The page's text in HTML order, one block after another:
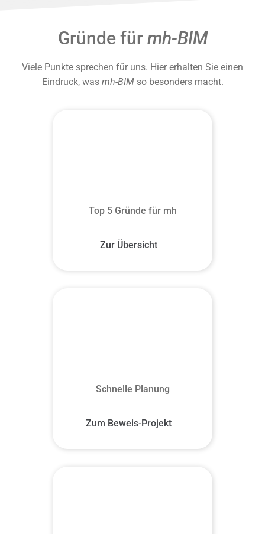
Gründe für mh-BIM
Viele Punkte sprechen für uns. Hier erhalten Sie einen
Eindruck, was mh-BIMso besonders macht.
Top 5 Gründe für mh
Zur Übersicht
Schnelle Planung
Zum Beweis-Projekt